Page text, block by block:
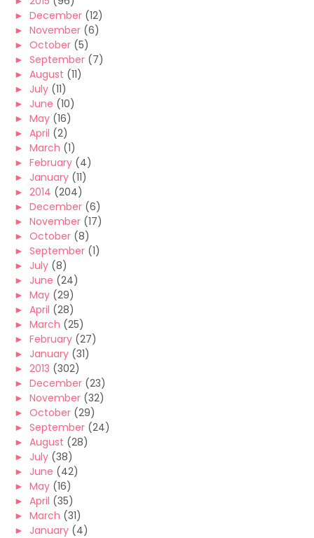
► December (12)
► November (6)
► October (5)
► September (7)
► August (11)
► July (11)
► June (10)
► May (16)
► April (2)
► March (1)
► February (4)
► January (11)
► 2014 (204)
► December (6)
► November (17)
► October (8)
► September (1)
► July (8)
► June (24)
► May (29)
► April (28)
► March (25)
► February (27)
► January (31)
► 2013 (302)
► December (23)
► November (32)
► October (29)
► September (24)
► August (28)
► July (38)
► June (42)
► May (16)
► April (35)
► March (31)
► January (4)